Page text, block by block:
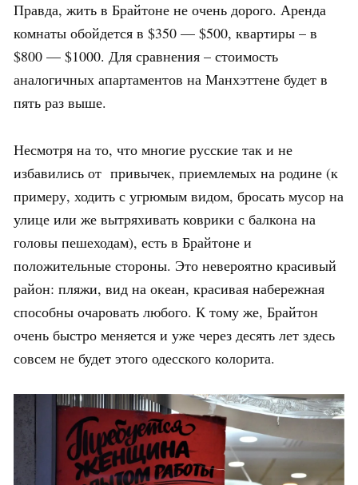
Правда, жить в Брайтоне не очень дорого. Аренда
комнаты обойдется в $350 — $500, квартиры – в
$800 — $1000. Для сравнения – стоимость
аналогичных апартаментов на Манхэттене будет в
пять раз выше.
Несмотря на то, что многие русские так и не
избавились от привычек, приемлемых на родине (к
примеру, ходить с угрюмым видом, бросать мусор на
улице или же вытряхивать коврики с балкона на
головы пешеходам), есть в Брайтоне и
положительные стороны. Это невероятно красивый
район: пляжи, вид на океан, красивая набережная
способны очаровать любого. К тому же, Брайтон
очень быстро меняется и уже через десять лет здесь
совсем не будет этого одесского колорита.